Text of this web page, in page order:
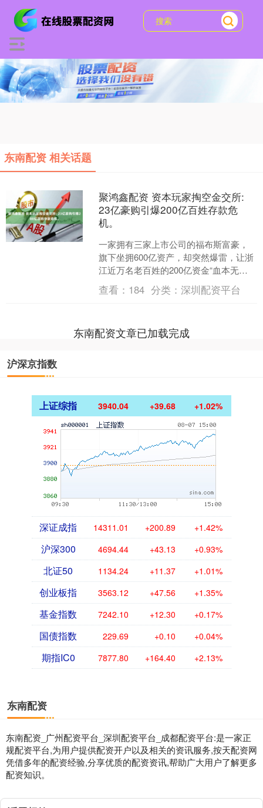
东南配资 相关话题
聚鸿鑫配资 资本玩家掏空金交所:
23亿豪购引爆200亿百姓存款危
机。
一家拥有三家上市公司的福布斯富豪，
旗下坐拥600亿资产，却突然爆雷，让浙
江近万名老百姓的200亿资金“血本无
归”。 更让人想不通的是，就在今年六
月，这位老板明明....
查看： 184 分类：深圳配资平台
东南配资文章已加载完成
沪深京指数
上证综指 3940.04 +39.68 +1.02%
深证成指 14311.01 +200.89 +1.42%
沪深300 4694.44 +43.13 +0.93%
北证50 1134.24 +11.37 +1.01%
创业板指 3563.12 +47.56 +1.35%
基金指数 7242.10 +12.30 +0.17%
国债指数 229.69 +0.10 +0.04%
期指IC0 7877.80 +164.40 +2.13%
东南配资
东南配资_广州配资平台_深圳配资平台_成都配资平台:是一家正
规配资平台,为用户提供配资开户以及相关的资讯服务,按天配资网
凭借多年的配资经验,分享优质的配资资讯,帮助广大用户了解更多
配资知识。